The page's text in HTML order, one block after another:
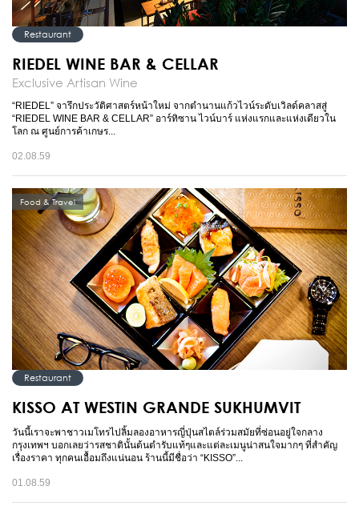
Restaurant
RIEDEL WINE BAR & CELLAR
Exclusive Artisan Wine
“RIEDEL” จารึกประวัติศาสตร์หน้าใหม่ จากตำนานแก้วไวน์ระดับเวิลด์คลาสสู่
“RIEDEL WINE BAR & CELLAR” อาร์ทิซาน ไวน์บาร์ แห่งแรกและแห่งเดียวใน
โลก ณ ศูนย์การค้าเกษร...
02.08.59
Food & Travel
Restaurant
KISSO AT WESTIN GRANDE SUKHUMVIT
วันนี้เราจะพาชาวเมโทรไปลิ้มลองอาหารญี่ปุ่นสไตล์ร่วมสมัยที่ซ่อนอยู่ใจกลาง
กรุงเทพฯ บอกเลยว่ารสชาตินั้นต้นตำรับแท้ๆและแต่ละเมนูน่าสนใจมากๆ ที่สำคัญ
เรื่องราคา ทุกคนเอื้อมถึงแน่นอน ร้านนี้มีชื่อว่า “KISSO”...
01.08.59